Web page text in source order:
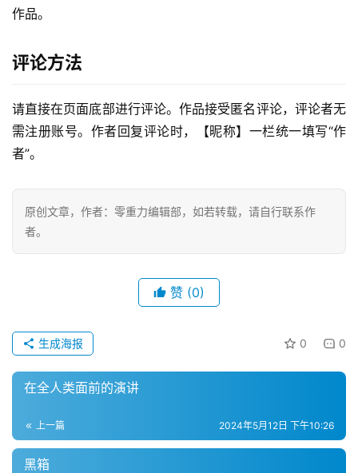
零
文
投
文
章
作品。
评论方法
请直接在页面底部进行评论。作品接受匿名评论，评论者无
需注册账号。作者回复评论时，【昵称】一栏统一填写“作
者”。
原创文章，作者：零重力编辑部，如若转载，请自行联系作
者。
赞 (0)
0 0
生成海报
在全人类面前的演讲
上一篇 2024年5月12日 下午10:26
黑箱